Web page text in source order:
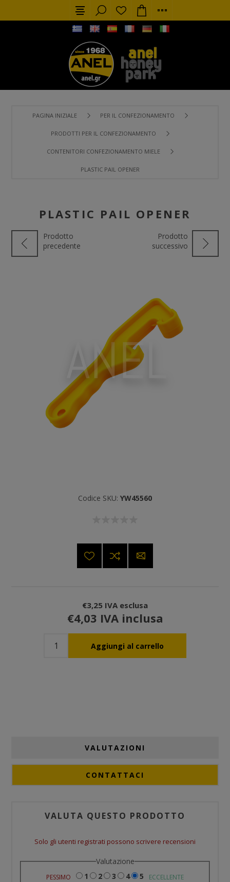
PAGINA INIZIALE PER IL CONFEZIONAMENTO
PRODOTTI PER IL CONFEZIONAMENTO
CONTENITORI CONFEZIONAMENTO MIELE
PLASTIC PAIL OPENER
PLASTIC PAIL OPENER
Prodotto
precedente
Prodotto
successivo
Codice SKU: YW45560
€3,25 IVA esclusa
€4,03 IVA inclusa
VALUTAZIONI
CONTATTACI
VALUTA QUESTO PRODOTTO
Solo gli utenti registrati possono scrivere recensioni
Valutazione
PESSIMO 1 2 3 4 5 ECCELLENTE